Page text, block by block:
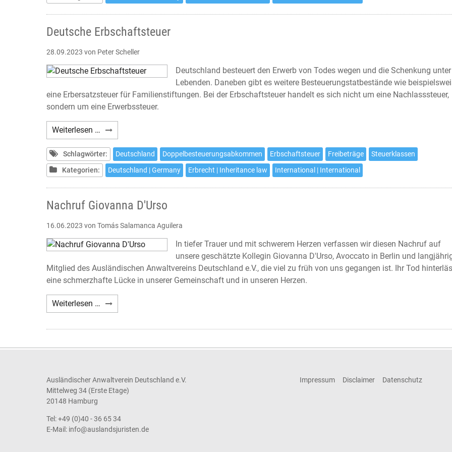
Deutsche Erbschaftsteuer
28.09.2023 von Peter Scheller
Deutschland besteuert den Erwerb von Todes wegen und die Schenkung unter
Lebenden. Daneben gibt es weitere Besteuerungstatbestände wie
eine Erbersatzsteuer für Familienstiftungen. Bei der Erbschaftsteuer handelt es sich nicht um eine Nachlasssteuer,
sondern um eine Erwerbssteuer.
Weiterlesen … Deutsche
Erbschaftsteuer
Schlagwörter: Deutschland Doppelbesteuerungsabkommen Erbschaftsteuer Freibeträge
Steuerklassen
Kategorien:
Deutschland | Germany Erbrecht | Inheritance law International | International
Nachruf Giovanna D'Urso
16.06.2023 von Tomás Salamanca Aguilera
In tiefer Trauer und mit schwerem Herzen verfassen wir diesen Nachruf auf
unsere geschätzte Kollegin Giovanna D'Urso, Avoccato in Berlin und
Mitglied des Ausländischen Anwaltvereins Deutschland e.V., die viel zu früh von uns gegangen ist. Ihr Tod
eine schmerzhafte Lücke in unserer Gemeinschaft und in unseren Herzen.
Weiterlesen … Nachruf
Giovanna
D'Urso
Ausländischer Anwaltverein Deutschland e.V.
Mittelweg 34 (Erste Etage)
20148 Hamburg
Tel: +49 (0)40 - 36 65 34
E-Mail: info@auslandsjuristen.de
Impressum Disclaimer Datenschutz